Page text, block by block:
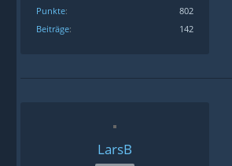
Punkte
802
Beiträge
142
LarsB